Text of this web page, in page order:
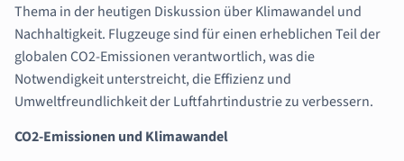
Thema in der heutigen Diskussion über Klimawandel und
Nachhaltigkeit. Flugzeuge sind für einen erheblichen Teil der
globalen CO2-Emissionen verantwortlich, was die
Notwendigkeit unterstreicht, die Effizienz und
Umweltfreundlichkeit der Luftfahrtindustrie zu verbessern.
CO2-Emissionen und Klimawandel